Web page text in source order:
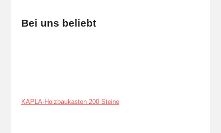
Bei uns beliebt
KAPLA-Holzbaukasten 200 Steine